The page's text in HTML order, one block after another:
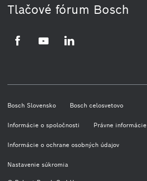
Tlačové fórum Bosch
Bosch Slovensko Bosch celosvetovo
Informácie o spoločnosti Právne informácie
Informácie o ochrane osobných údajov
Nastavenie súkromia